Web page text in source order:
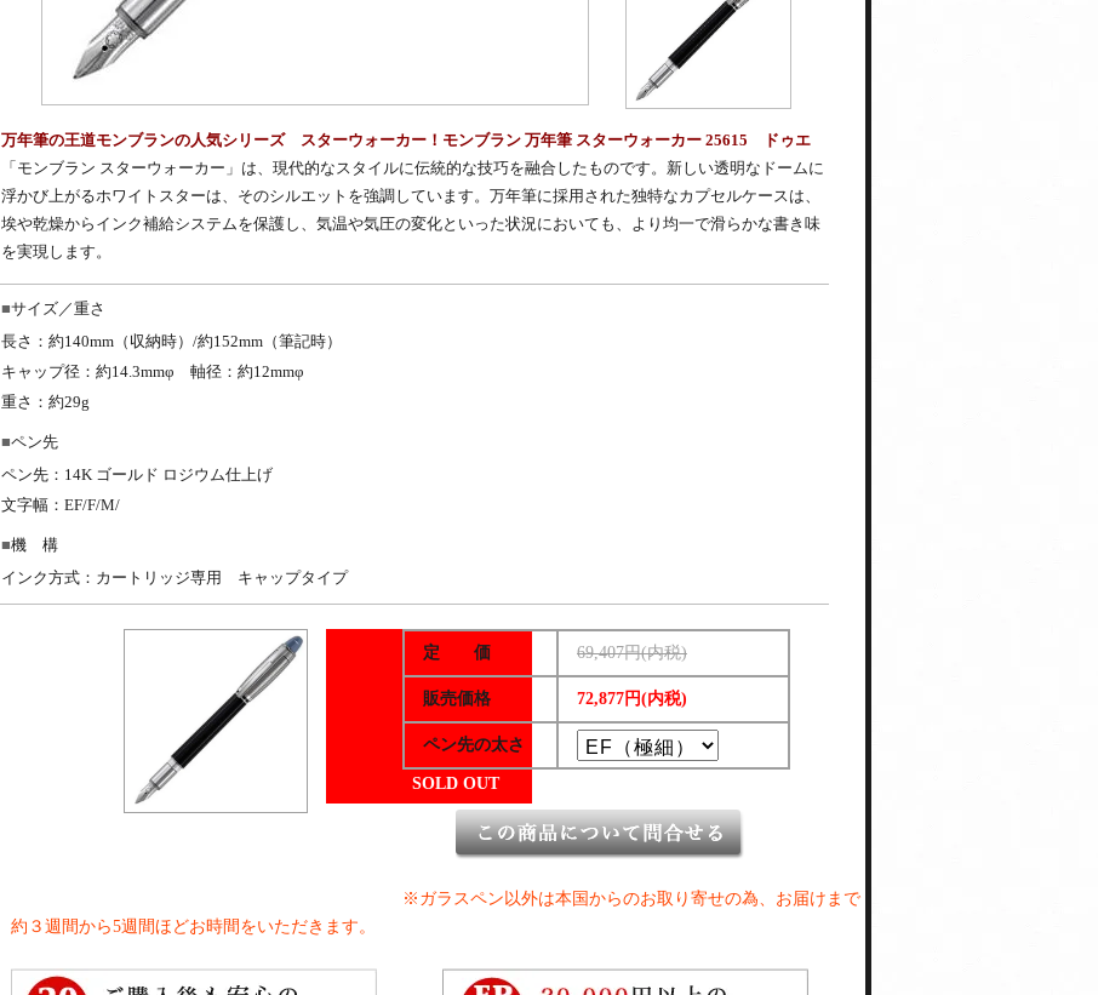
万年筆の王道モンブランの人気シリーズ スターウォーカー！モンブラン 万年筆 スターウォーカー 25615 ドゥエ
「 モンブラン スターウォーカー」は、現代的なスタイルに伝統的な技巧を融合したものです。新しい透明なドームに
浮かび上がるホワイトスターは、そのシルエットを強調しています。万年筆に採用された独特なカプセルケースは、
埃や乾燥からインク補給システムを保護し、気温や気圧の変化といった状況においても、より均一で滑らかな書き味
を実現します。
サイズ／重さ
長さ：約140mm（収納時）/約152mm（筆記時）
キャップ径：約14.3mmφ 軸径：約12mmφ
重さ：約29g
ペン先
ペン先：14K ゴールド ロジウム仕上げ
文字幅：EF/F/M/
機 構
インク方式：カートリッジ専用 キャップタイプ
定 価 69,407円(内税)
販売価格 72,877円(内税)
ペン先の太さ
SOLD OUT
※ガラスペン以外は本国からのお取り寄せの為、お届けまで
約３週間から5週間ほどお時間をいただきます。